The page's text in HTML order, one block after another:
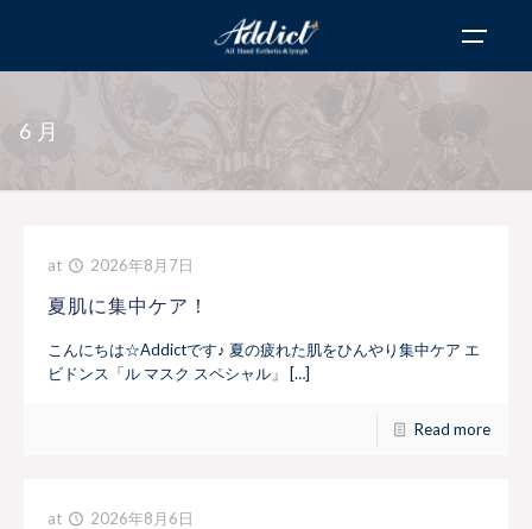
6月
at 2026年8月7日
夏肌に集中ケア！
こんにちは☆Addictです♪ 夏の疲れた肌をひんやり集中ケア エ
ビドンス「ル マスク スペシャル」 […]
Read more
at 2026年8月6日